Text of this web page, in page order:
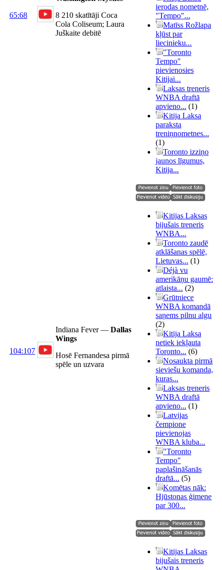
65:68
8 210 skatītāji Coca
Cola Coliseum; Laura
Juškaite debitē
ierodas nometnē,
"Tempo"...
Matīss Rožlapa
kļūst par
liecinieku...
"Toronto
Tempo"
pievienosies
Kitijai...
Laksas treneris
WNBA draftā
apvieno... (1)
Kitija Laksa
paraksta
treniņnometnes...
(1)
Toronto izziņo
jaunos līgumus,
Kitija...
104:107
Indiana Fever — Dallas
Wings
Hosē Fernandesa pirmā
spēle un uzvara
Kitijas Laksas
bijušais treneris
WNBA...
Toronto zaudē
atklāšanas spēlē,
Lietuvas... (1)
Déjà vu
amerikāņu gaumē:
atlaista... (2)
Grūtniece
WNBA komandā
saņems pilnu algu
(2)
Kitija Laksa
netiek iekļauta
Toronto... (6)
Nosaukta pirmā
sieviešu komanda,
kuras...
Laksas treneris
WNBA draftā
apvieno... (1)
Latvijas
čempione
pievienojas
WNBA kluba...
"Toronto
Tempo"
paplašināšanās
draftā... (5)
Komētas nāk:
Hjūstonas ģimene
par 300...
Kitijas Laksas
bijušais treneris